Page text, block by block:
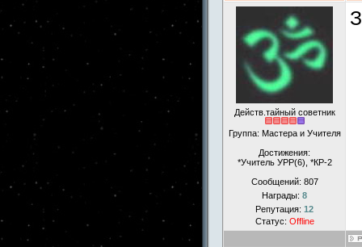
Действ.тайный советник
Группа: Мастера и Учителя
Достижения:
*Учитель УРР(6), *КР-2
Сообщений: 807
Награды: 8
Репутация: 12
Статус: Offline